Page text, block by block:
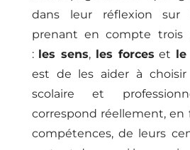
dans leur réflexion sur
prenant en compte trois
: les sens, les forces et le
est de les aider à
scolaire et
correspond réellement, en
compétences, de leurs